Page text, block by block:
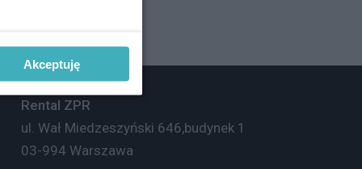
Rental ZPR
ul. Wał Miedzeszyński 646,budynek 1
03-994 Warszawa
Akceptuję